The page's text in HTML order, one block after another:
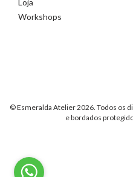
Loja
Workshops
© Esmeralda Atelier 2026. Todos os
e bordados